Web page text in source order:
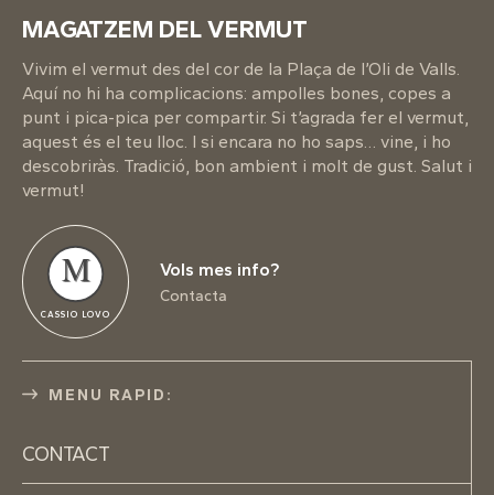
MAGATZEM DEL VERMUT
Vivim el vermut des del cor de la Plaça de l’Oli de Valls.
Aquí no hi ha complicacions: ampolles bones, copes a
punt i pica-pica per compartir. Si t’agrada fer el vermut,
aquest és el teu lloc. I si encara no ho saps… vine, i ho
descobriràs. Tradició, bon ambient i molt de gust. Salut i
vermut!
M
CASSIO LOVO
Vols mes info?
Contacta
MENU RAPID:
CONTACT